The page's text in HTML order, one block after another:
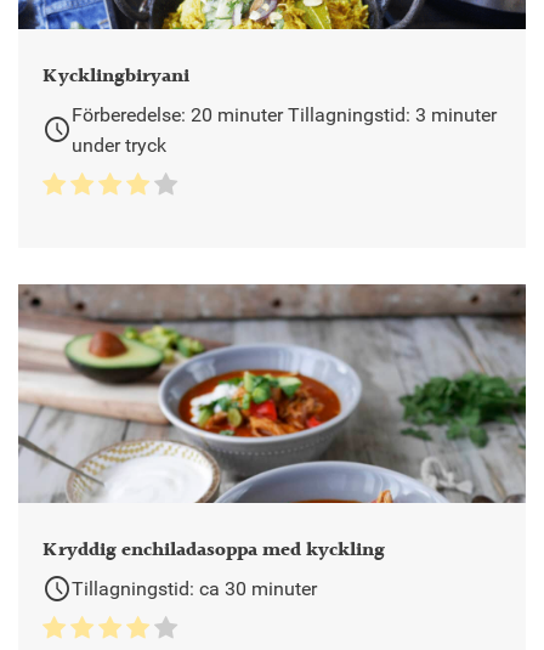
Kycklingbiryani
scheduleFörberedelse: 20 minuter Tillagningstid: 3 minuter
under tryck
Kryddig enchiladasoppa med kyckling
scheduleTillagningstid: ca 30 minuter